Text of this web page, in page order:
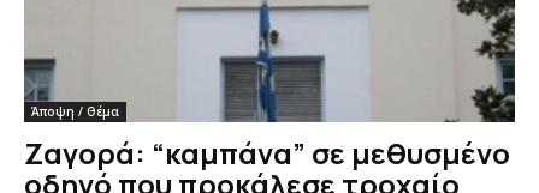
Άποψη / Θέμα
Ζαγορά: “καμπάνα” σε μεθυσμένο
οδηγό που προκάλεσε τροχαίο